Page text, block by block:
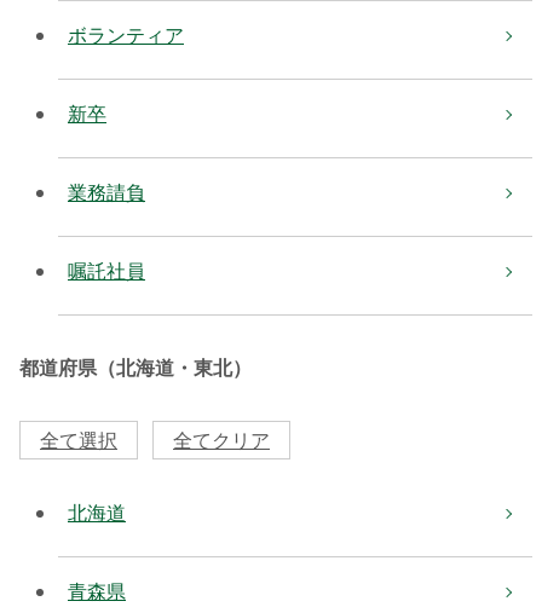
ボランティア
新卒
業務請負
嘱託社員
都道府県（北海道・東北）
全て選択 全てクリア
北海道
青森県